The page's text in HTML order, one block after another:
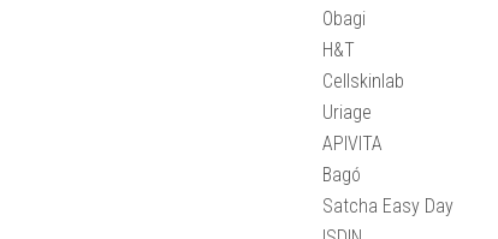
Obagi
H&T
Cellskinlab
Uriage
APIVITA
Bagó
Satcha Easy Day